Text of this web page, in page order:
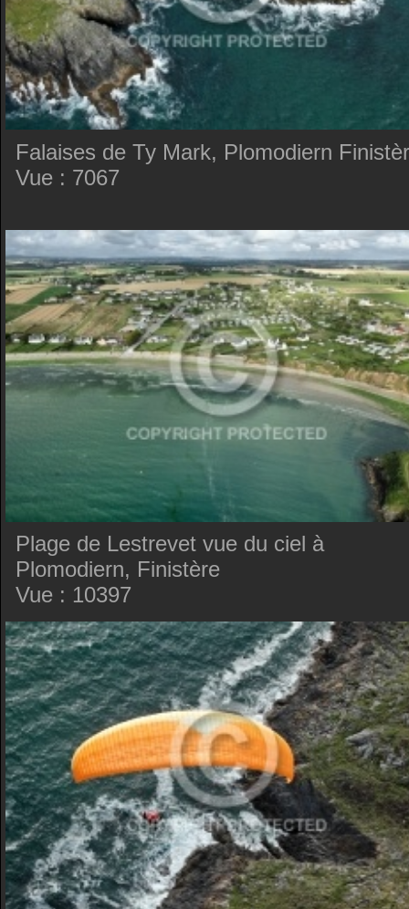
Falaises de Ty Mark, Plomodiern
Vue : 7067
Plage de Lestrevet vue du ciel à
Plomodiern, Finistère
Vue : 10397